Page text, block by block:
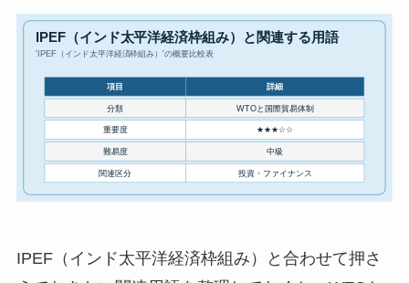
IPEF（インド太平洋経済枠組み）と合わせて押さ